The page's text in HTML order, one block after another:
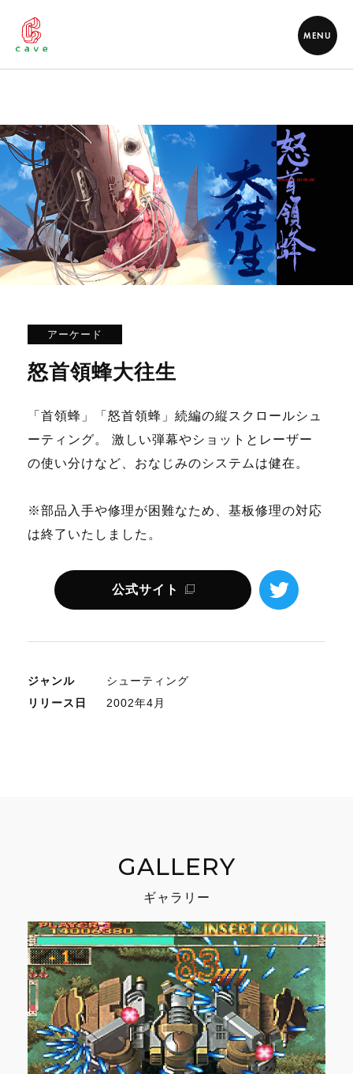
MENU
アーケード
怒首領蜂大往生
「首領蜂」「怒首領蜂」続編の縦スクロールシュ
ーティング。 激しい弾幕やショットとレーザー
の使い分けなど、おなじみのシステムは健在。
※部品入手や修理が困難なため、基板修理の対応
は終了いたしました。
公式サイト
ジャンル
シューティング
リリース日
2002年4月
GALLERY
ギャラリー